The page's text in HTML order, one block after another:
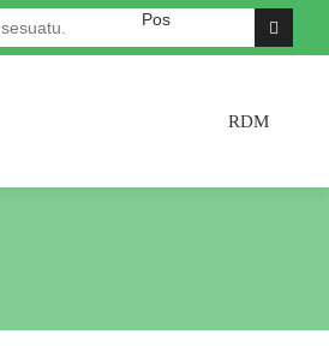
Selamat datang di Website
RDM